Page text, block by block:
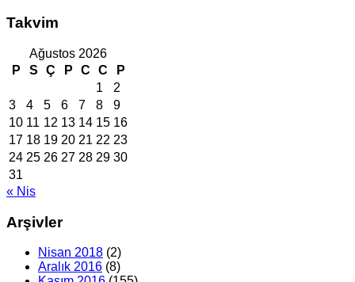
Takvim
Ağustos 2026
P
S Ç P C C
P
1
2
3
4 5 6 7 8
9
10 11 12 13 14 15 16
17 18 19 20 21 22 23
24 25 26 27 28 29 30
31
« Nis
Arşivler
Nisan 2018 (2)
Aralık 2016 (8)